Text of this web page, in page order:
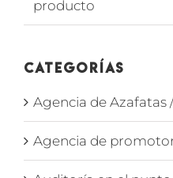
producto
Categorías
Agencia de Azafatas
Agencia de